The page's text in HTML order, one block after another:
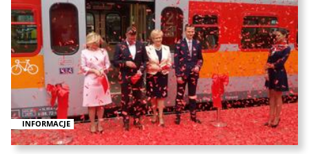
INFORMACJE